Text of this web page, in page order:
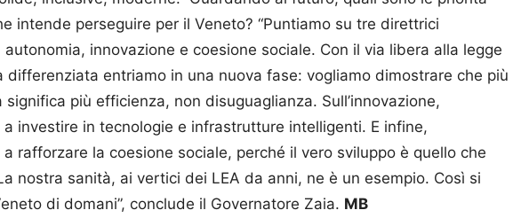
intende perseguire per il Veneto? “Puntiamo su tre direttrici
innovazione e coesione sociale. Con il via libera alla legge
differenziata entriamo in una nuova fase: vogliamo dimostrare che più
significa più efficienza, non disuguaglianza. Sull’innovazione,
a investire in tecnologie e infrastrutture intelligenti. E infine,
rafforzare la coesione sociale, perché il vero sviluppo è quello che
nostra sanità, ai vertici dei LEA da anni, ne è un esempio. Così si
di domani”, conclude il Governatore Zaia. MB